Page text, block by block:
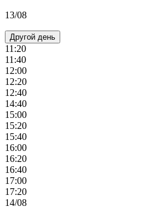
13/08
Другой день
11:20
11:40
12:00
12:20
12:40
14:40
15:00
15:20
15:40
16:00
16:20
16:40
17:00
17:20
14/08